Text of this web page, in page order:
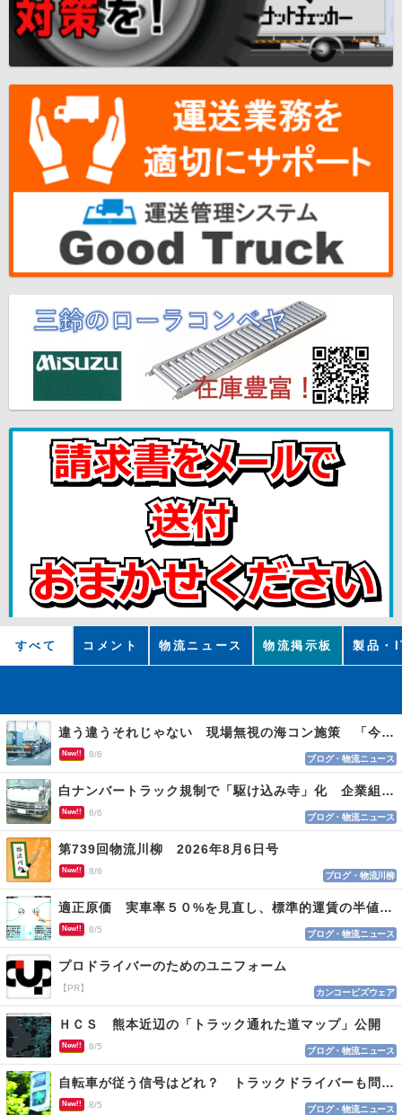
すべて コメント 物流ニュース 物流掲示板 製品・
違う違うそれじゃない 現場無視の海コン施策 「今でも平均２～３時間は待つ」
New!! 8/6 ブログ・物流ニュース
白ナンバートラック規制で「駆け込み寺」化 企業組合が入会基準を見直しへ
New!! 8/6 ブログ・物流ニュース
第739回物流川柳 2026年8月6日号
New!! 8/6 ブログ・物流川柳
適正原価 実車率５０%を見直し、標準的運賃の半値の恐れも
New!! 8/5 ブログ・物流ニュース
プロドライバーのためのユニフォーム
【PR】 カンコービズウェア
ＨＣＳ 熊本近辺の「トラック通れた道マップ」公開
New!! 8/5 ブログ・物流ニュース
自転車が従う信号はどれ？ トラックドライバーも問われる認識
New!! 8/5 ブログ・物流ニュース